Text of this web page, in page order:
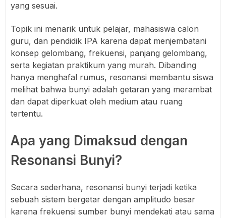
yang sesuai.
Topik ini menarik untuk pelajar, mahasiswa calon
guru, dan pendidik IPA karena dapat menjembatani
konsep gelombang, frekuensi, panjang gelombang,
serta kegiatan praktikum yang murah. Dibanding
hanya menghafal rumus, resonansi membantu siswa
melihat bahwa bunyi adalah getaran yang merambat
dan dapat diperkuat oleh medium atau ruang
tertentu.
Apa yang Dimaksud dengan
Resonansi Bunyi?
Secara sederhana, resonansi bunyi terjadi ketika
sebuah sistem bergetar dengan amplitudo besar
karena frekuensi sumber bunyi mendekati atau sama